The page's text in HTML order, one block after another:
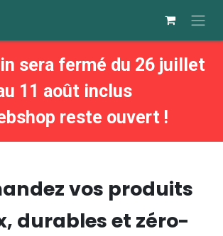
sera fermé du 26 juillet
11 août inclus
reste ouvert !
vos produits
durables et zéro-